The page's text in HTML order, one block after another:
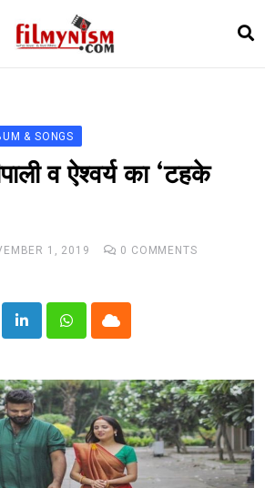
& SONGS
व ऐश्वर्य का ‘टहके
1, 2019 0 COMMENTS
LinkedInWhatsappCloud